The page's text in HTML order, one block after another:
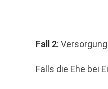
Fall 2:
Falls die Ehe bei